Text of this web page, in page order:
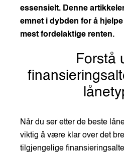
essensielt. Denne
emnet i dybden for å
mest fordelaktige renten.
Forstå
Når du ser etter de beste
viktig å være klar over det
tilgjengelige